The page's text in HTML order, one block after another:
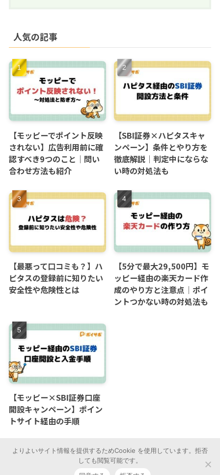
人気の記事
【モッピーでポイント反映
されない】広告利用前に確
認すべき9つのこと｜問い
合わせ方法も紹介
【SBI証券×ハピタスキャ
ンペーン】条件とやり方を
徹底解説｜判定中にならな
い時の対処法も
【最悪って口コミも？】ハ
ピタスの登録前に知りたい
安全性や危険性とは
【5分で最大29,500円】モ
ッピー経由の楽天カード作
成のやり方と注意点｜ポイ
ントつかない時の対処法も
【モッピー×SBI証券口座
開設キャンペーン】ポイン
トサイト経由の手順
よりよいサイト情報を提供するためCookie を使用しています。拒否
しても閲覧可能です。